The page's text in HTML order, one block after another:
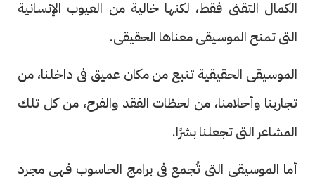
الكمال التقنى فقط، لكنها خالية من العيوب الإنسانية
التى تمنح الموسيقى معناها الحقيقى.
الموسيقى الحقيقية تنبع من مكان عميق فى داخلنا، من
تجاربنا وأحلامنا، من لحظات الفقد والفرح، من كل تلك
المشاعر التى تجعلنا بشرًا.
أما الموسيقى التى تُجمع فى برامج الحاسوب فهى مجرد